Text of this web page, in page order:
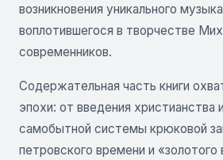
возникновения уникального
воплотившегося в творчестве
современников.
Содержательная часть книги
эпохи: от введения христианства
самобытной системы крюковой
петровского времени и «золотого